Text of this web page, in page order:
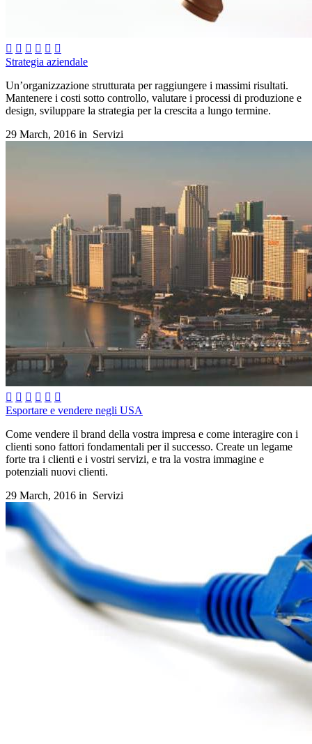
     
Strategia aziendale
Un’organizzazione strutturata per raggiungere i massimi risultati.
Mantenere i costi sotto controllo, valutare i processi di produzione e
design, sviluppare la strategia per la crescita a lungo termine.
29 March, 2016 in Servizi
     
Esportare e vendere negli USA
Come vendere il brand della vostra impresa e come interagire con i
clienti sono fattori fondamentali per il successo. Create un legame
forte tra i clienti e i vostri servizi, e tra la vostra immagine e
potenziali nuovi clienti.
29 March, 2016 in Servizi